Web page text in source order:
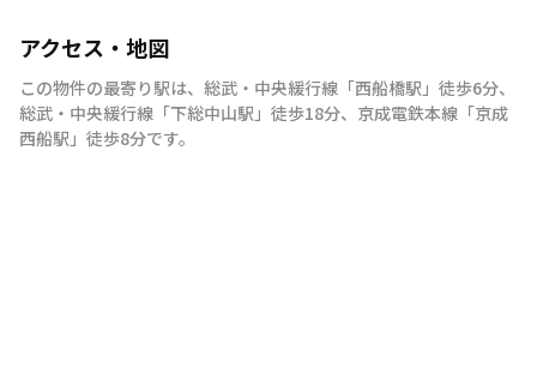
アクセス・地図
この物件の最寄り駅は、 総武・中央緩行線 「西船橋駅 」 徒歩6分、
総武・中央緩行線 「下総中山駅 」 徒歩18分、 京成電鉄本線 「京成
西船駅 」 徒歩8分です。